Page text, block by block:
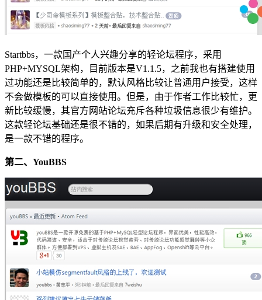
Startbbs，一款国产个人兴趣分享的轻论坛程序，采用
PHP+MYSQL架构，目前版本是V1.1.5，之前我也有搭建使用
过功能还是比较简单的，默认风格比较让普通用户接受，这样
不会做模板的可以直接使用。但是，由于作者工作比较忙，更
新比较缓慢，其官方网站论坛充斥各种垃圾信息很少有维护。
这款轻论坛基础还是很不错的，如果后期有升级和安全处理，
是一款不错的程序。
第二、YouBBS